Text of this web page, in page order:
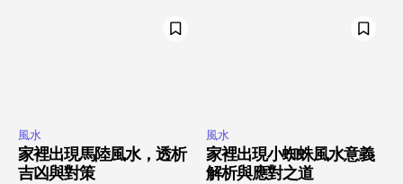
風水
家裡出現馬陸風水，透析
吉凶與對策
風水
家裡出現小蜘蛛風水意義
解析與應對之道